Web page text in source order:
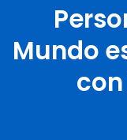
Mundo